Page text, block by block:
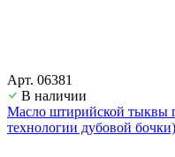
Арт. 06381
В наличии
Масло штирийской тыквы
технологии дубовой